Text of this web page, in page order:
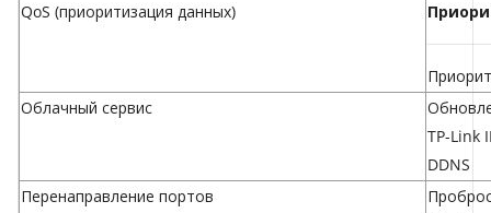
QoS (приоритизация данных)
Облачный сервис
TP-Link
DDNS
Перенаправление портов